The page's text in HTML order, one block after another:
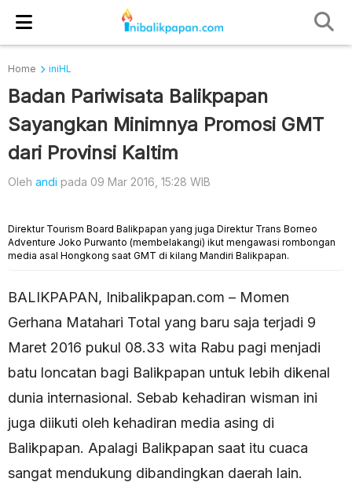
Home iniHL
Badan Pariwisata Balikpapan
Sayangkan Minimnya Promosi GMT
dari Provinsi Kaltim
Oleh andi pada 09 Mar 2016, 15:28 WIB
Direktur Tourism Board Balikpapan yang juga Direktur Trans Borneo
Adventure Joko Purwanto (membelakangi) ikut mengawasi rombongan
media asal Hongkong saat GMT di kilang Mandiri Balikpapan.
BALIKPAPAN, Inibalikpapan.com – Momen
Gerhana Matahari Total yang baru saja terjadi 9
Maret 2016 pukul 08.33 wita Rabu pagi menjadi
batu loncatan bagi Balikpapan untuk lebih dikenal
dunia internasional. Sebab kehadiran wisman ini
juga diikuti oleh kehadiran media asing di
Balikpapan. Apalagi Balikpapan saat itu cuaca
sangat mendukung dibandingkan daerah lain.